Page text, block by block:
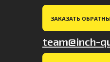
team@inch-
ЗАКАЗАТЬ